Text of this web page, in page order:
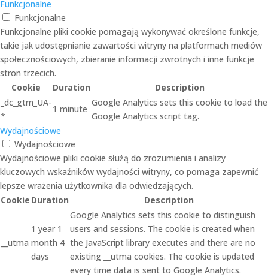
Funkcjonalne
Funkcjonalne
Funkcjonalne pliki cookie pomagają wykonywać określone funkcje,
takie jak udostępnianie zawartości witryny na platformach mediów
społecznościowych, zbieranie informacji zwrotnych i inne funkcje
stron trzecich.
Cookie
Duration
Description
_dc_gtm_UA-
*
1 minute
Google Analytics sets this cookie to load the
Google Analytics script tag.
Wydajnościowe
Wydajnościowe
Wydajnościowe pliki cookie służą do zrozumienia i analizy
kluczowych wskaźników wydajności witryny, co pomaga zapewnić
lepsze wrażenia użytkownika dla odwiedzających.
Cookie Duration Description
__utma
1 year 1
month 4
days
Google Analytics sets this cookie to distinguish
users and sessions. The cookie is created when
the JavaScript library executes and there are no
existing __utma cookies. The cookie is updated
every time data is sent to Google Analytics.